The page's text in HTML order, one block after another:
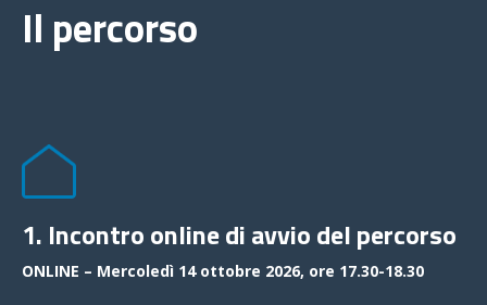
Il percorso
1. Incontro online di avvio del percorso
ONLINE – Mercoledì 14 ottobre 2026, ore 17.30-18.30